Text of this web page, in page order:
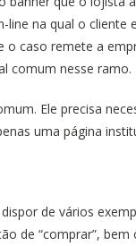
na qual o
o caso remete a
comum nesse ramo.
Ele precisa
uma página
de vários
de “comprar”,